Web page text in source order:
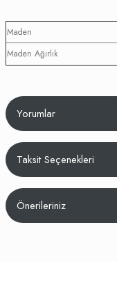
Maden
Maden Ağırlık
Yorumlar
Bu
Taksit Seçenekleri
Önerileriniz